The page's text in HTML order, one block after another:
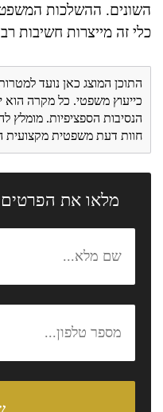
השונים. ההשלכות
כלי זה מייצרות חשיבות
התוכן המוצג כאן נועד
כייעוץ משפטי. כל מקרה הוא
הנסיבות הספציפיות. מומלץ
חוות דעת משפטית
מלאו את הפרטים